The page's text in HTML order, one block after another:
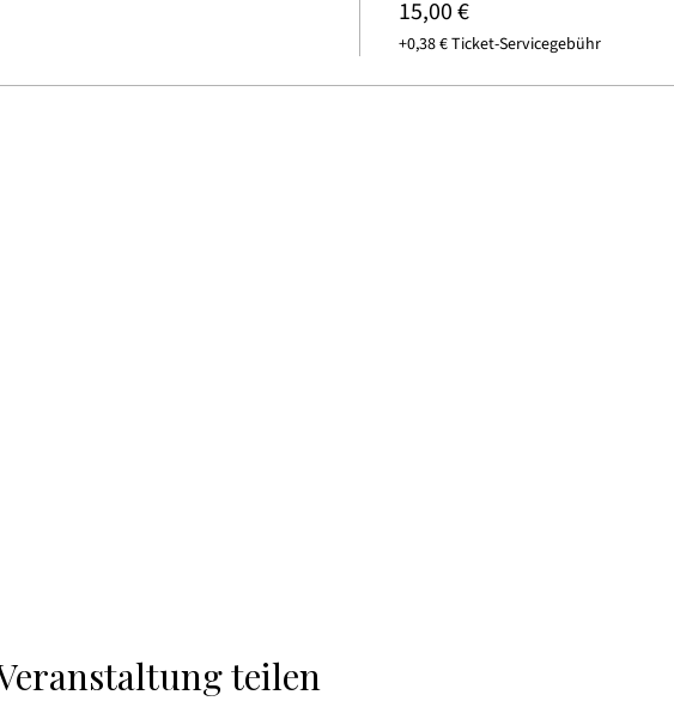
15,00 €
+0,38 € Ticket-Servicegebühr
teilen